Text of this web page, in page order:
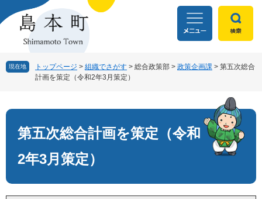
ー
ニ
本
現在地 トップページ > 組織でさがす > 総合政策部 > 政策企画課 > 第五次総合
計画を策定（令和2年3月策定）
文
第五次総合計画を策定（令和
2年3月策定）